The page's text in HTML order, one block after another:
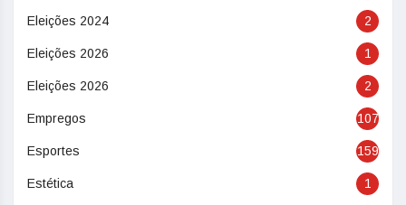
Eleições 2024 2
Eleições 2026 1
Eleições 2026 2
Empregos 107
Esportes 159
Estética 1